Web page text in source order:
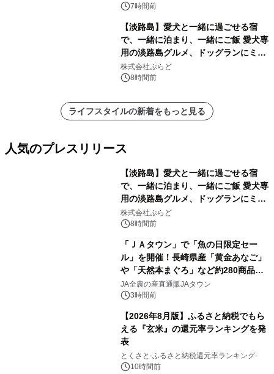
7時間前
【淡路島】愛犬と一緒に過ごせる宿
で、一緒に泊まり、一緒にご飯 愛犬専
用の淡路島グルメ、ドッグランにミニ
プール グランピングとトレーラーハウ
スの2施設で
株式会社ぷらど
8時間前
ライフスタイルの新着をもっと見る
人気のプレスリリース
【淡路島】愛犬と一緒に過ごせる宿
で、一緒に泊まり、一緒にご飯 愛犬専
用の淡路島グルメ、ドッグランにミニ
プール グランピングとトレーラーハウ
スの2施設で
株式会社ぷらど
8時間前
「ＪＡタウン」で「魚の日限定セー
ル」を開催！長崎県産「黄金あなご」
や「天然本まぐろ」など約280商品を
販売！～毎月１０日の定例企画～
JA全農の産直通販JAタウン
3時間前
【2026年8月版】ふるさと納税でもら
える『玄米』の還元率ランキングを発
表
とくさと-ふるさと納税還元率ランキング-
10時間前